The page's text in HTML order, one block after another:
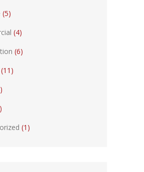
(5)
(4)
(6)
(11)
(1)